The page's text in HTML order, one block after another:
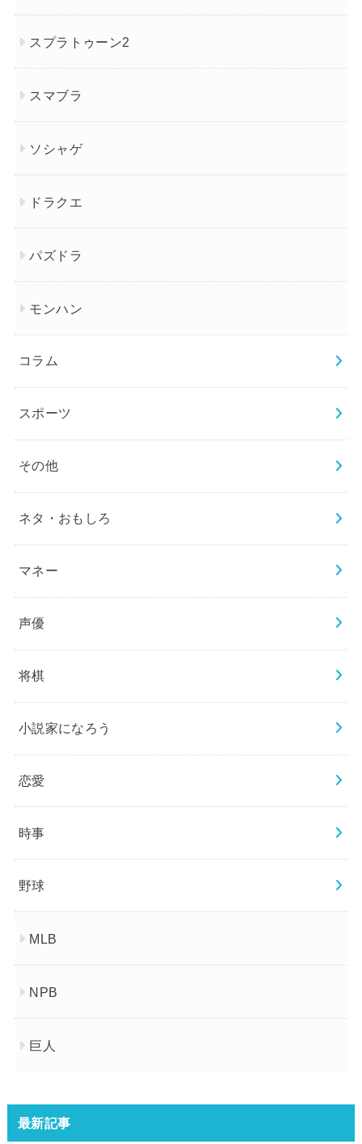
スプラトゥーン2
スマブラ
ソシャゲ
ドラクエ
パズドラ
モンハン
コラム
スポーツ
その他
ネタ・おもしろ
マネー
声優
将棋
小説家になろう
恋愛
時事
野球
MLB
NPB
巨人
最新記事